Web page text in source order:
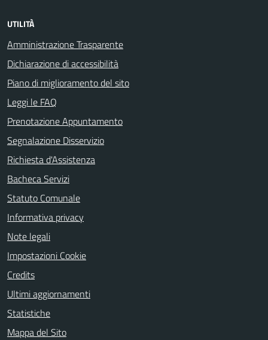
UTILITÀ
Amministrazione Trasparente
Dichiarazione di accessibilità
Piano di miglioramento del sito
Leggi le FAQ
Prenotazione Appuntamento
Segnalazione Disservizio
Richiesta d'Assistenza
Bacheca Servizi
Statuto Comunale
Informativa privacy
Note legali
Impostazioni Cookie
Credits
Ultimi aggiornamenti
Statistiche
Mappa del Sito